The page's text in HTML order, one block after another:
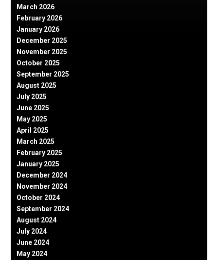
March 2026
February 2026
January 2026
December 2025
November 2025
October 2025
September 2025
August 2025
July 2025
June 2025
May 2025
April 2025
March 2025
February 2025
January 2025
December 2024
November 2024
October 2024
September 2024
August 2024
July 2024
June 2024
May 2024